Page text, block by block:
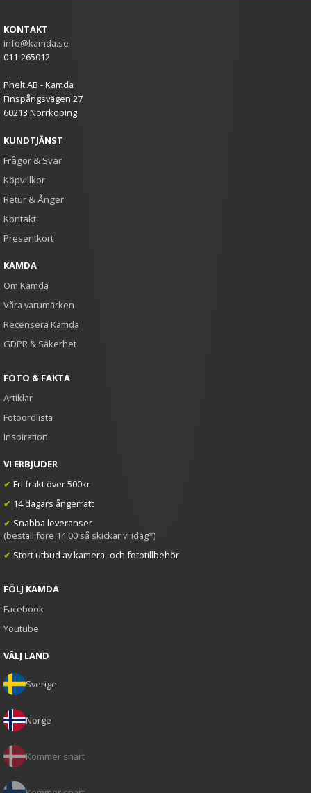
KONTAKT
info@kamda.se
011-265012
Phelt AB - Kamda
Finspångsvägen 27
60213 Norrköping
KUNDTJÄNST
Frågor & Svar
Köpvillkor
Retur & Ånger
Kontakt
Presentkort
KAMDA
Om Kamda
Våra varumärken
Recensera Kamda
GDPR & Säkerhet
FOTO & FAKTA
Artiklar
Fotoordlista
Inspiration
VI ERBJUDER
✔ Fri frakt över 500kr
✔ 14 dagars ångerrätt
✔ Snabba leveranser
(beställ före 14:00 så skickar vi idag*)
✔ Stort utbud av kamera- och fototillbehör
FÖLJ KAMDA
Facebook
Youtube
VÄLJ LAND
Sverige
Norge
Kommer snart